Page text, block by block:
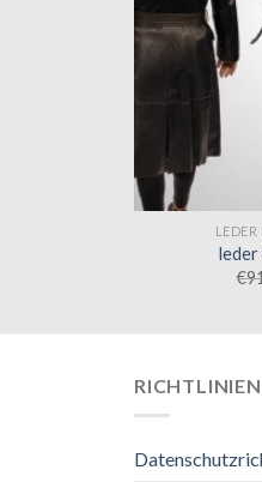
leder
€
RICHTLINIEN